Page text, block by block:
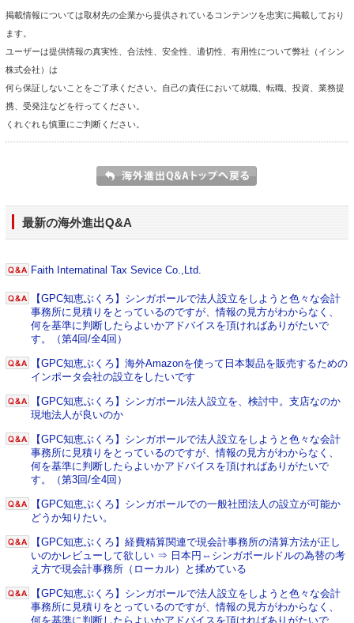
掲載情報については取材先の企業から提供されているコンテンツを忠実に掲載しており
ます。
ユーザーは提供情報の真実性、合法性、安全性、適切性、有用性について弊社（イシン
株式会社）は
何ら保証しないことをご了承ください。自己の責任において就職、転職、投資、業務提
携、受発注などを行ってください。
くれぐれも慎重にご判断ください。
最新の海外進出Q&A
Faith Internatinal Tax Sevice Co.,Ltd.
【GPC知恵ぶくろ】シンガポールで法人設立をしようと色々な会計
事務所に見積りをとっているのですが、情報の見方がわからなく、
何を基準に判断したらよいかアドバイスを頂ければありがたいで
す。（第4回/全4回）
【GPC知恵ぶくろ】海外Amazonを使って日本製品を販売するための
インポータ会社の設立をしたいです
【GPC知恵ぶくろ】シンガポール法人設立を、検討中。支店なのか
現地法人が良いのか
【GPC知恵ぶくろ】シンガポールで法人設立をしようと色々な会計
事務所に見積りをとっているのですが、情報の見方がわからなく、
何を基準に判断したらよいかアドバイスを頂ければありがたいで
す。（第3回/全4回）
【GPC知恵ぶくろ】シンガポールでの一般社団法人の設立が可能か
どうか知りたい。
【GPC知恵ぶくろ】経費精算関連で現会計事務所の清算方法が正し
いのかレビューして欲しい ⇒ 日本円⇔シンガポールドルの為替の考
え方で現会計事務所（ローカル）と揉めている
【GPC知恵ぶくろ】シンガポールで法人設立をしようと色々な会計
事務所に見積りをとっているのですが、情報の見方がわからなく、
何を基準に判断したらよいかアドバイスを頂ければありがたいで